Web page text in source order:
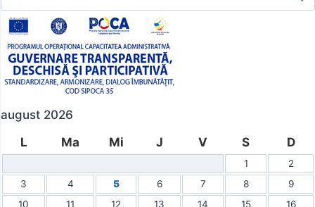
după:
august 2026
L
Ma Mi J V S D
1
2
3
4 5 6 7 8
9
10
11 12 13 14 15
16